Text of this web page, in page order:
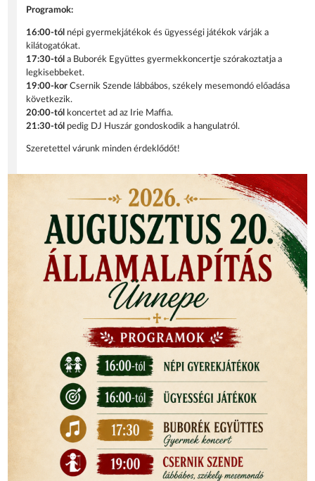
Programok:
16:00-tól népi gyermekjátékok és ügyességi játékok várják a
kilátogatókat.
17:30-tól a Buborék Együttes gyermekkoncertje szórakoztatja a
legkisebbeket.
19:00-korCsernik Szende lábbábos, székely mesemondó előadása
következik.
20:00-tól
koncertet ad az Irie Maffia.
21:30-tól pedig DJ Huszár gondoskodik a hangulatról.
Szeretettel várunk minden érdeklődőt!